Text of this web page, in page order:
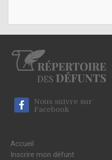
Nous suivre sur
Facebook
Accueil
Inscrire mon défunt